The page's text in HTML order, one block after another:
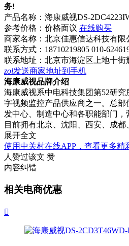
务!
产品名称： 海康威视DS-
参考价格： 价格面议 在线购买
商家名称： 北京佳惠信达科技有限
联系方式： 18710219805 010-
联系地址： 北京市海淀区上地十街
zol发送商家地址到手机
海康威视品牌介绍
海康威视系中电科技集团第52研
字视频监控产品供应商之一。总
发中心、制造中心和各职能部门，
目前拥有北京、沈阳、西安、成都
展开全文
使用中关村在线APP，查看更多精
人赞过该文 赞
内容纠错
相关电商优惠
